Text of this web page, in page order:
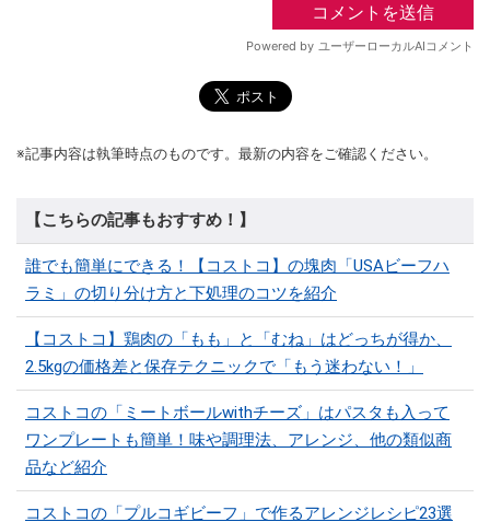
※記事内容は執筆時点のものです。最新の内容をご確認ください。
【こちらの記事もおすすめ！】
誰でも簡単にできる！【コストコ】の塊肉「USAビーフハ
ラミ」の切り分け方と下処理のコツを紹介
【コストコ】鶏肉の「もも」と「むね」はどっちが得か、
2.5kgの価格差と保存テクニックで「もう迷わない！」
コストコの「ミートボールwithチーズ」はパスタも入って
ワンプレートも簡単！味や調理法、アレンジ、他の類似商
品など紹介
コストコの「プルコギビーフ」で作るアレンジレシピ23選